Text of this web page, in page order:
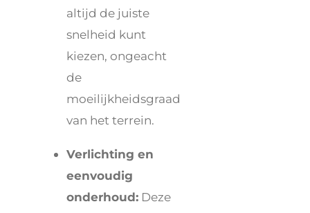
altijd de juiste
snelheid kunt
kiezen, ongeacht
de
moeilijkheidsgraad
van het terrein.
Verlichting en
eenvoudig
onderhoud: Deze